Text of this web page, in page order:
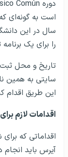
سال در این
را برای یک
سایتی به همین
این طریق اقدام
اقدامات لازم
اقداماتی که
آیرس باید انجام